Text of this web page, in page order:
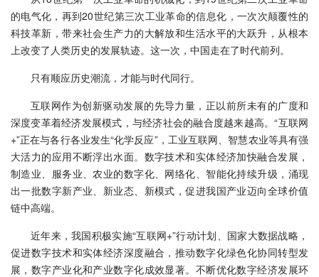
的电气化，再到20世纪第三次工业革命的信息化，一次次颠覆性的
科技革新，带来社会生产力的大解放和生活水平的大跃升，从根本
上改变了人类历史的发展轨迹。这一次，中国走在了时代前列。
只有顺应历史潮流，才能与时代同行。
互联网作为创新驱动发展的先导力量，正以前所未有的广度和
深度变革着经济发展模式，与经济社会的融合度越来越高。“互联网
+”正在与各行各业发生“化学反应”，工业互联网、智慧农业等具有强
大活力的应用不断浮出水面。数字技术和实体经济加快融合发展，
制造业、服务业、农业的数字化、网络化、智能化持续升级，涌现
出一批数字新产业、新业态、新模式，促进我国产业迈向全球价值
链中高端。
近年来，我国积极实施“互联网+”行动计划、国家大数据战略，
促进数字技术和实体经济深度融合，推动数字化绿色化协同转型发
展，数字产业化和产业数字化成效显著。不断优化数字经济发展环